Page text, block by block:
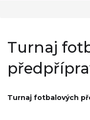
Turnaj
Turnaj fotbalových